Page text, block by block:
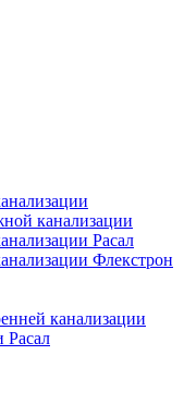
канализации
Расал
Флекстрон
канализации
Расал